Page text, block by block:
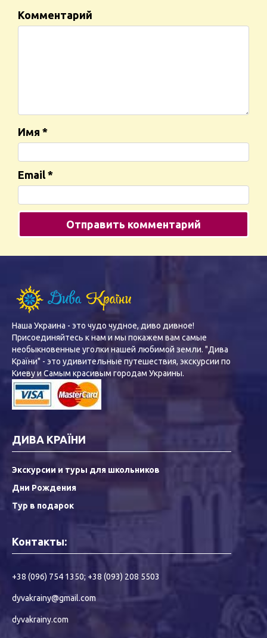
Комментарий
Имя *
Email *
Наша Украина - это чудо чудное, диво дивное!
Присоединяйтесь к нам и мы покажем вам самые
необыкновенные уголки нашей любимой земли. "Дива
Країни" - это удивительные путешествия, экскурсии по
Киеву и Самым красивым городам Украины.
ДИВА КРАЇНИ
Экскурсии и туры для школьников
Дни Рождения
Тур в подарок
Контакты:
+38 (096) 754 1350; +38 (093) 208 5503
dyvakrainy@gmail.com
dyvakrainy.com